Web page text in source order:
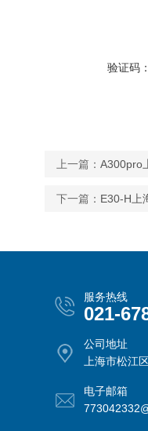
验证码：
上一篇： A300pro
下一篇： E30-H上
服务热线
021-
公司地址
上海市松江
电子邮箱